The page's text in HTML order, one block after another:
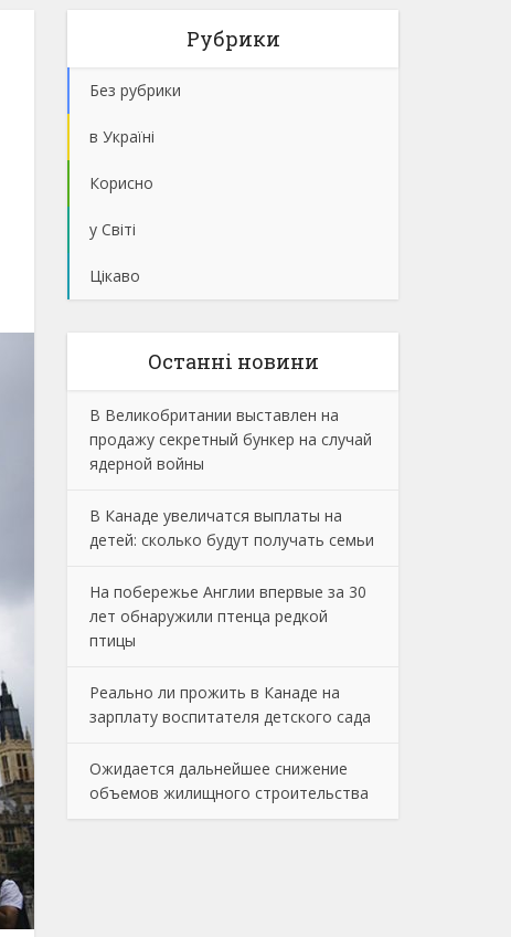
Рубрики
Без рубрики
в Україні
Корисно
у Світі
Цікаво
Останнi новини
В Великобритании выставлен на
продажу секретный бункер на случай
ядерной войны
В Канаде увеличатся выплаты на
детей: сколько будут получать семьи
На побережье Англии впервые за 30
лет обнаружили птенца редкой
птицы
Реально ли прожить в Канаде на
зарплату воспитателя детского сада
Ожидается дальнейшее снижение
объемов жилищного строительства